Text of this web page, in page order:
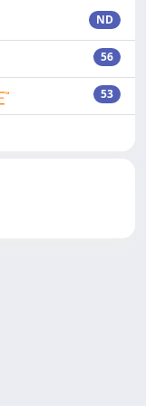
ND
56
53